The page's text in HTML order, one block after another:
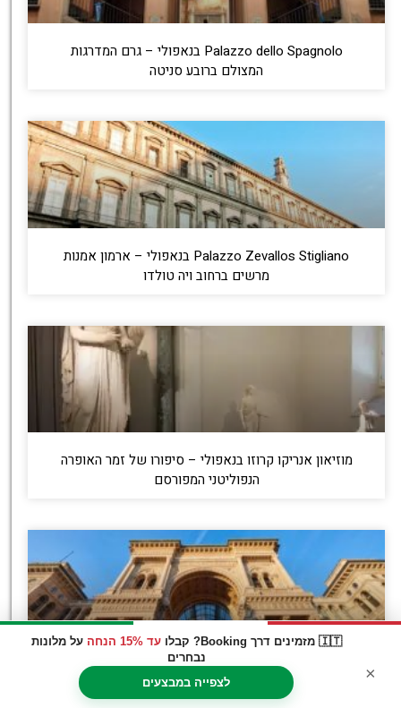
🇮🇹 מזמינים דרך Booking? קבלו עד 15% הנחה
על מלונות
נבחרים
לצפייה במבצעים
×
Palazzo dello Spagnolo בנאפולי – גרם המדרגות
המצולם ברובע סניטה
Palazzo Zevallos Stigliano בנאפולי – ארמון אמנות
מרשים ברחוב ויה טולדו
מוזיאון אנריקו קרוזו בנאפולי – סיפורו של זמר האופרה
הנפוליטני המפורסם
Galleria del Tempo בארמון המלכותי של נאפולי – מסע
אינטראקטיבי בתולדות העיר